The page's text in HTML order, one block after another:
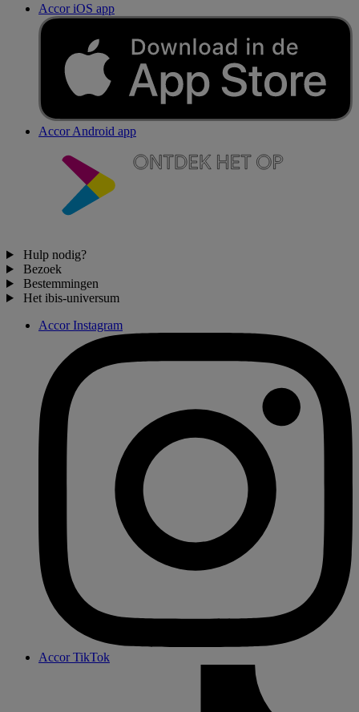
Accor iOS app
Accor Android app
Hulp nodig?
Bezoek
Bestemmingen
Het ibis-universum
Accor Instagram
Accor TikTok